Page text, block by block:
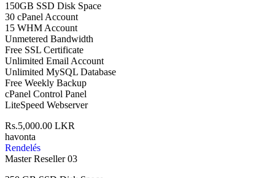
150GB SSD Disk Space
30 cPanel Account
15 WHM Account
Unmetered Bandwidth
Free SSL Certificate
Unlimited Email Account
Unlimited MySQL Database
Free Weekly Backup
cPanel Control Panel
LiteSpeed Webserver
Rs.5,000.00 LKR
havonta
Rendelés
Master Reseller 03